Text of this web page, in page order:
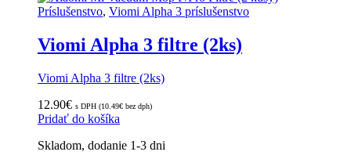
Príslušenstvo, Viomi Alpha 3 príslušenstvo
Viomi Alpha 3 filtre (2ks)
Viomi Alpha 3 filtre (2ks)
12.90€ s DPH (10.49€ bez dph)
Pridať do košíka
Skladom, dodanie 1-3 dni